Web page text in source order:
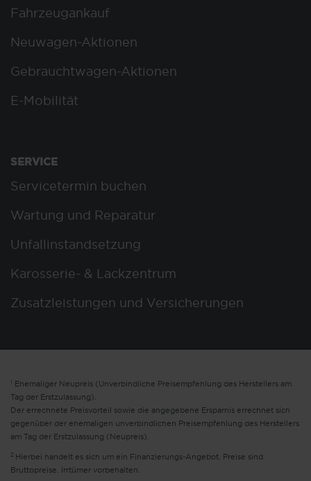
Fahrzeugankauf
Neuwagen-Aktionen
Gebrauchtwagen-Aktionen
E-Mobilität
SERVICE
Servicetermin buchen
Wartung und Reparatur
Unfallinstandsetzung
Karosserie- & Lackzentrum
Zusatzleistungen und Versicherungen
1 Ehemaliger Neupreis (Unverbindliche Preisempfehlung des Herstellers am
Tag der Erstzulassung).
Der errechnete Preisvorteil sowie die angegebene Ersparnis errechnet sich
gegenüber der ehemaligen unverbindlichen Preisempfehlung des Herstellers
am Tag der Erstzulassung (Neupreis).
2 Hierbei handelt es sich um ein Finanzierungs-Angebot. Preise sind
Bruttopreise. Irrtümer vorbehalten.